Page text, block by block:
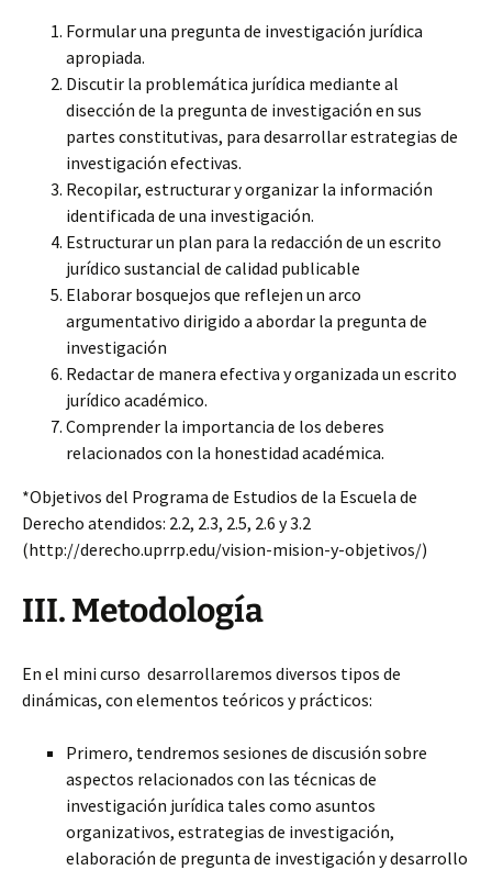
Formular una pregunta de investigación jurídica
apropiada.
Discutir la problemática jurídica mediante al
disección de la pregunta de investigación en sus
partes constitutivas, para desarrollar estrategias de
investigación efectivas.
Recopilar, estructurar y organizar la información
identificada de una investigación.
Estructurar un plan para la redacción de un escrito
jurídico sustancial de calidad publicable
Elaborar bosquejos que reflejen un arco
argumentativo dirigido a abordar la pregunta de
investigación
Redactar de manera efectiva y organizada un escrito
jurídico académico.
Comprender la importancia de los deberes
relacionados con la honestidad académica.
*Objetivos del Programa de Estudios de la Escuela de
Derecho atendidos: 2.2, 2.3, 2.5, 2.6 y 3.2
(http://derecho.uprrp.edu/vision-mision-y-objetivos/)
III. Metodología
En el mini curso desarrollaremos diversos tipos de
dinámicas, con elementos teóricos y prácticos:
Primero, tendremos sesiones de discusión sobre
aspectos relacionados con las técnicas de
investigación jurídica tales como asuntos
organizativos, estrategias de investigación,
elaboración de pregunta de investigación y desarrollo